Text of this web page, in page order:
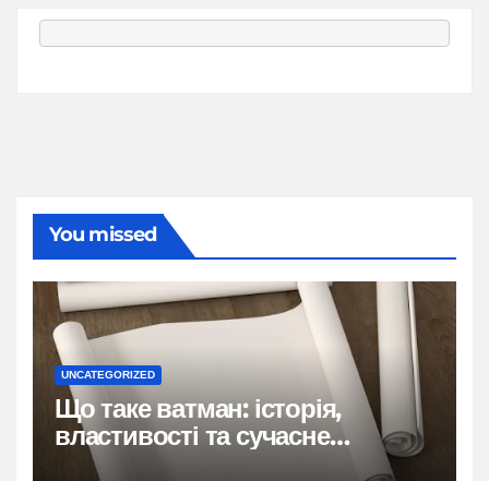
You missed
UNCATEGORIZED
Що таке ватман: історія,
властивості та сучасне
застосування